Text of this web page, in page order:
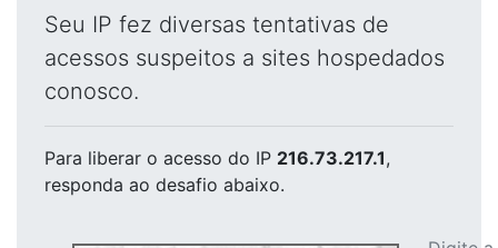
Seu IP fez diversas tentativas de
acessos suspeitos a sites hospedados
conosco.
Para liberar o acesso do IP 216.73.217.1,
responda ao desafio abaixo.